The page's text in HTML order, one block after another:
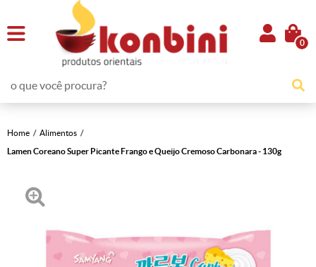
0
Home
Alimentos
Lamen Coreano Super Picante Frango e Queijo Cremoso Carbonara - 130g